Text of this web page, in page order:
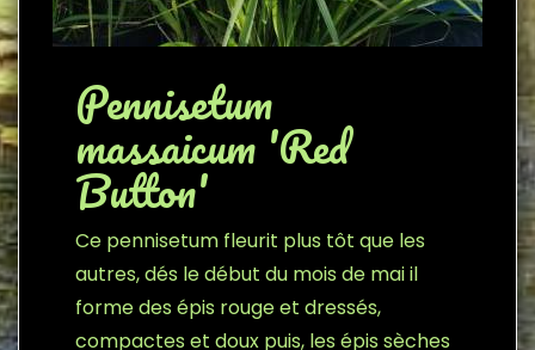
Pennisetum
massaicum 'Red
Button'
Ce pennisetum fleurit plus tôt que les
autres, dés le début du mois de mai il
forme des épis rouge et dressés,
compactes et doux puis, les épis sèches